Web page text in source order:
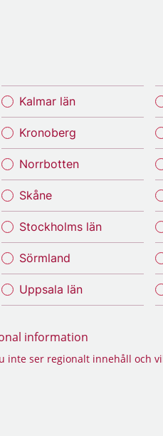
Kalmar län
Kronoberg
Norrbotten
Skåne
Stockholms län
Sörmland
Uppsala län
information
inte ser regionalt innehåll och